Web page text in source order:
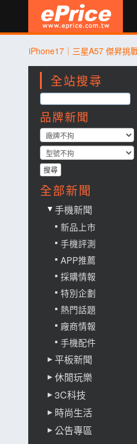
評測 討論 產
iPhone17｜三星A57 傑昇挑
全站搜尋
品牌新聞
搜尋
全部新聞
手機新聞
新品上市
手機評測
APP推薦
採購情報
特別企劃
熱門話題
廠商情報
手機配件
平板新聞
休閒玩樂
3C科技
時尚生活
公告專區